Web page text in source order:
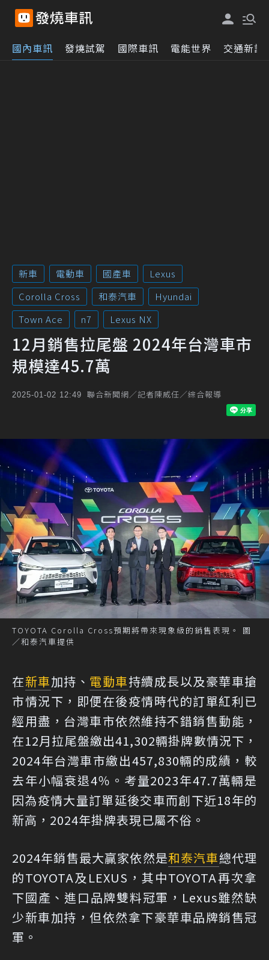
國內車訊 發燒試駕 國際車訊 電能世界 交通新訊
新車 電動車 國產車
Lexus
Corolla Cross
和泰汽車
Hyundai
Town Ace
n7 Lexus NX
12月銷售拉尾盤 2024年台灣車市
規模達45.7萬
2025-01-02 12:49 聯合新聞網／記者陳威任／綜合報導
TOYOTA Corolla Cross預期將帶來現象級的銷售表現。 圖
／和泰汽車提供
在新車加持、 電動車持續成長以及豪華車搶
市情況下，即便在後疫情時代的訂單紅利已
經用盡，台灣車市依然維持不錯銷售動能，
在12月拉尾盤繳出41,302輛掛牌數情況下，
2024年台灣車市繳出457,830輛的成績，較
去年小幅衰退4％。考量2023年47.7萬輛是
因為疫情大量訂單延後交車而創下近18年的
新高，2024年掛牌表現已屬不俗。
2024年銷售最大贏家依然是和泰汽車總代理
的TOYOTA及LEXUS，其中TOYOTA再次拿
下國產、進口品牌雙料冠軍，Lexus雖然缺
少新車加持，但依然拿下豪華車品牌銷售冠
軍。